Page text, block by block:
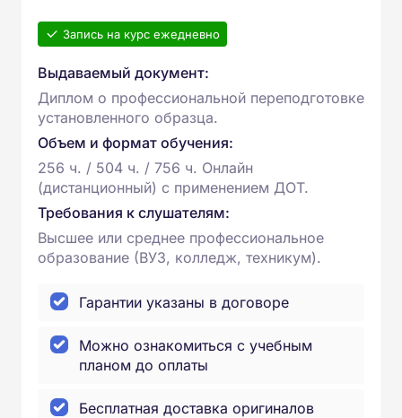
Запись на курс ежедневно
Выдаваемый документ:
Диплом о профессиональной переподготовке
установленного образца.
Объем и формат обучения:
256 ч. / 504 ч. / 756 ч. Онлайн
(дистанционный) с применением ДОТ.
Требования к слушателям:
Высшее или среднее профессиональное
образование (ВУЗ, колледж, техникум).
Гарантии указаны в договоре
Можно ознакомиться с учебным
планом до оплаты
Бесплатная доставка оригиналов